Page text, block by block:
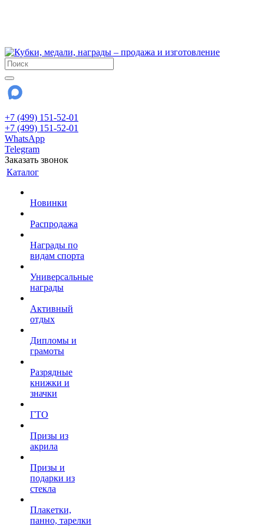
+7 (499) 151-52-01
+7 (499) 151-52-01
WhatsApp
Telegram
Заказать звонок
Каталог
Новинки
Распродажа
Награды по
видам спорта
Универсальные
награды
Активный
отдых
Дипломы и
грамоты
Разрядные
книжки и
значки
ГТО
Призы из
акрила
Призы и
подарки из
стекла
Плакетки,
панно, тарелки